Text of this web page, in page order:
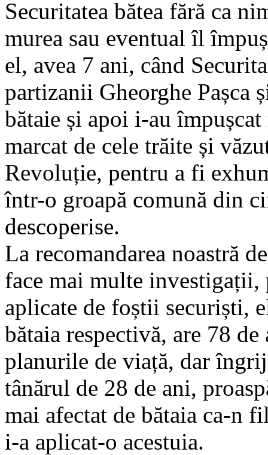
Securitatea bătea fără ca
murea sau eventual îl
el, avea 7 ani, când
partizanii Gheorghe Pașca
bătaie și apoi i-au
marcat de cele trăite și
Revoluție, pentru a fi
într-o groapă comună din
descoperise.
La recomandarea noastră
face mai multe
aplicate de foștii securiști,
bătaia respectivă, are 78
planurile de viață, dar
tânărul de 28 de ani,
mai afectat de bătaia ca-n
i-a aplicat-o acestuia.